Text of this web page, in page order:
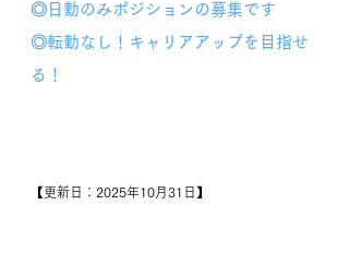
◎日勤のみポジションの募集です
◎転勤なし！キャリアアップを目指せ
る！
【更新日：2025年10月31日】